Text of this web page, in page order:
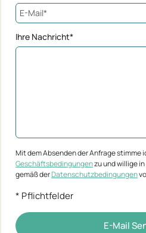
Ihre Nachricht*
Mit dem Absenden der Anfrage stimme
Geschäftsbedingungenzu und willige
gemäß derDatenschutzbedingungen
* Pflichtfelder
E-Mail